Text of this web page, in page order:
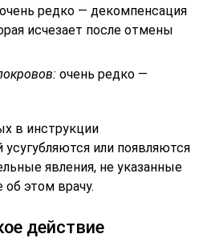
редко — декомпенсация
исчезает после отмены
очень редко —
в инструкции
или появляются
явления, не указанные
этом врачу.
действие